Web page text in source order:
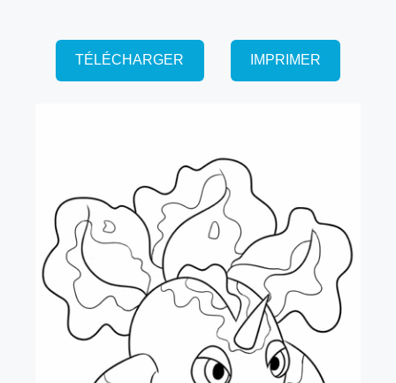
TÉLÉCHARGER IMPRIMER